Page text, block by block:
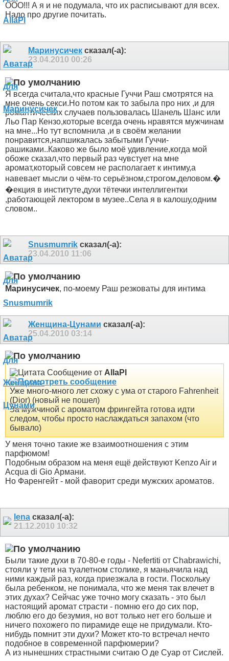
ООО!!! А я и не подумала, что их расписывают для всех.
Надо про другие почитать.
Маринусичек сказал(-а):
23.04.2010 00:26
Я всегда считала,что красные Гуччи Раш смотрятся на
мне очень секси.Но потом как то забыла про них ,и для
романтических случаев пользовалась Шанель Шанс или
Льо Пар Кензо,которые всегда очень нравятся мужчинам
на мне...Но тут вспомнила ,и в своём желании
понравится,напшикалась забытыми Гуччи-
рашиками..Каково же было моё удивление,когда мой
обоже сказал,что первый раз чувстует на мне
аромат,который совсем не располагает к интиму,а
навевает мысли о чём-то серьёзном,строгом,деловом.�
�екция в институте,духи тётечки интеллигентки
,работающей лектором в музее..Села я в калошу,одним
словом..
Snusmumrik сказал(-а):
23.04.2010 11:06
Маринусичек, по-моему Раш резковаты для интима
Женщина-Цунами сказал(-а):
25.04.2010 03:14
Сообщение от AllaPl
Уже много-много лет схожу с ума от старого Fahrenheit
(Dior) (новый не пошел)
За мужчиной с ароматом фрингейта готова идти
следом, чтобы просто наслаждаться запахом (что
бывало)
У меня точно такие же взаимоотношения с этим
парфюмом!
Подобным образом на меня ещё действуют Kenzo Air и
Acqua di Gio Армани.
Но Фаренгейт - мой фаворит среди мужских ароматов.
lena сказал(-а):
21.12.2010 10:32
Были такие духи в 70-80-е годы - Nefertiti от Chabrawichi,
стояли у тети на туалетном столике, я маньячила над
ними каждый раз, когда приезжала в гости. Поскольку
была ребенком, не понимала, что же меня так влечет в
этих духах? Сейчас уже точно могу сказать - это был
настоящий аромат страсти - помню его до сих пор,
люблю его до безумия, но вот только нет его больше и
ничего похожего по пирамиде еще не придумали. Кто-
нибудь помнит эти духи? Может кто-то встречал нечто
подобное в современной парфюмерии?
А из нынешних страстными считаю О де Суар от Сислей.